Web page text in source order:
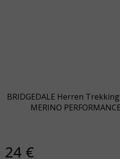
BRIDGEDALE Herren
MERINO
24 €